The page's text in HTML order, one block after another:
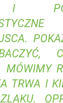
I
MÓWIMY
TRWA I